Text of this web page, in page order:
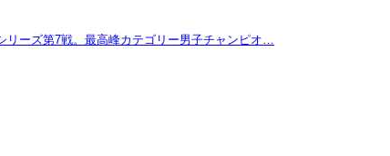
リーズ第7戦。最高峰カテゴリー男子チャンピオ…